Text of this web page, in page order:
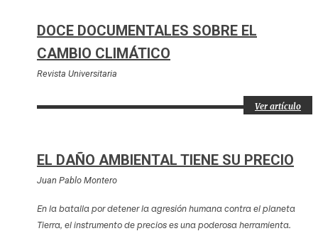
DOCE DOCUMENTALES SOBRE EL
CAMBIO CLIMÁTICO
Revista Universitaria
Ver artículo
EL DAÑO AMBIENTAL TIENE SU PRECIO
Juan Pablo Montero
En la batalla por detener la agresión humana contra el planeta
Tierra, el instrumento de precios es una poderosa herramienta.